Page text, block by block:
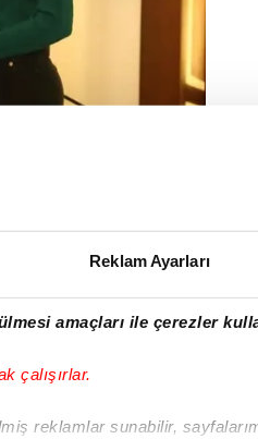
Reklam Ayarları
amaçları ile çerezler
çalışırlar.
reklamlar sunabilir,